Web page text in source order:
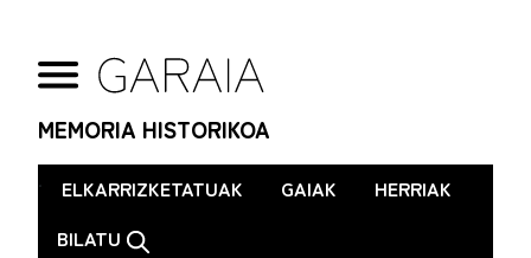
MEMORIA HISTORIKOA
. ELKARRIZKETATUAK GAIAK
HERRIAK
BILATU